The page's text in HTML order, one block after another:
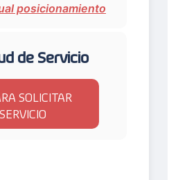
posicionamiento
de Servicio
SOLICITAR
SERVICIO